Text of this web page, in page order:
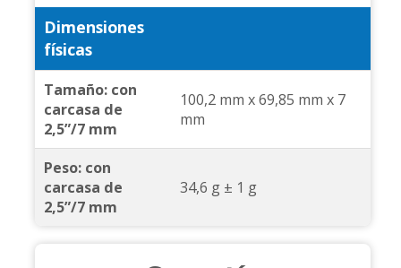
Dimensiones
físicas
Tamaño: con
carcasa de
2,5”/7 mm
100,2 mm x 69,85 mm x 7
mm
Peso: con
carcasa de
2,5”/7 mm
34,6 g ± 1 g